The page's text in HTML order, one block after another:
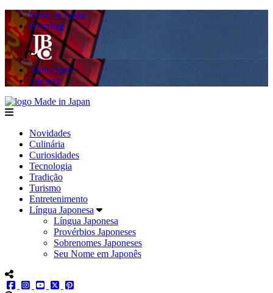
Made in Japan
Hashitag
AkibaSpace
Agenda
menu
Novidades
Culinária
Curiosidades
Tecnologia
Tradição
Turismo
Entretenimento
Língua Japonesa
Língua Japonesa
Provérbios Japoneses
Sobrenomes Japoneses
Seu Nome em Japonês
menu redes social
facebookinstagram
youtube
twitter